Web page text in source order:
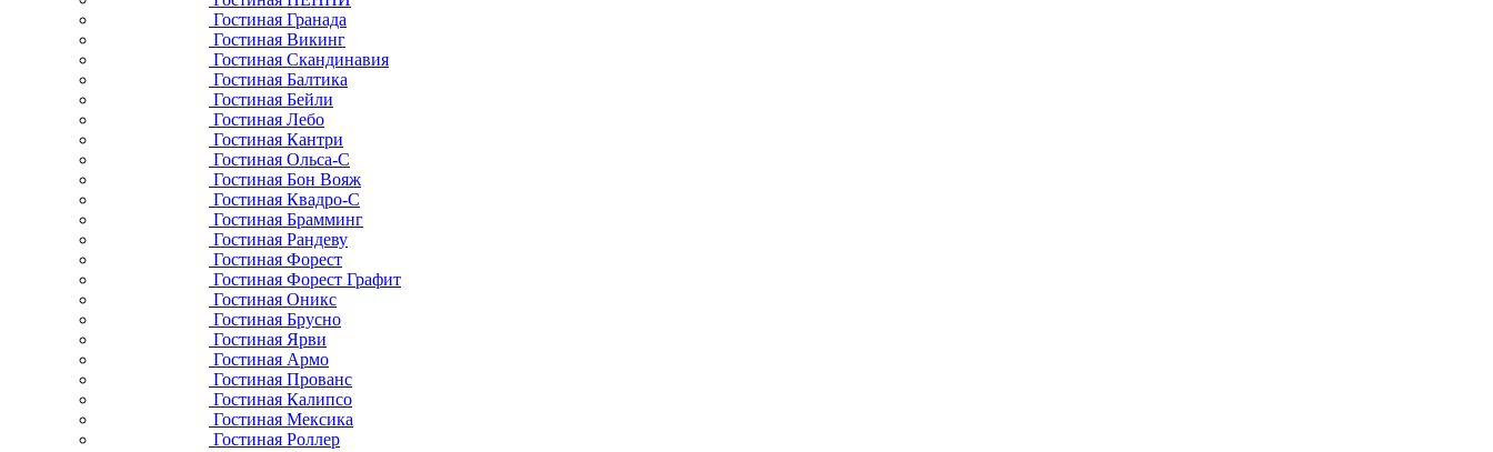
Гостиная Гранада
Гостиная Викинг
Гостиная Скандинавия
Гостиная Балтика
Гостиная Бейли
Гостиная Лебо
Гостиная Кантри
Гостиная Ольса-С
Гостиная Бон Вояж
Гостиная Квадро-С
Гостиная Брамминг
Гостиная Рандеву
Гостиная Форест
Гостиная Форест Графит
Гостиная Оникс
Гостиная Брусно
Гостиная Ярви
Гостиная Армо
Гостиная Прованс
Гостиная Калипсо
Гостиная Мексика
Гостиная Роллер